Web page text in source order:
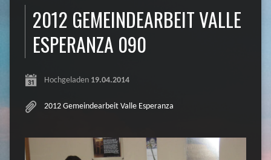
2012 GEMEINDEARBEIT VALLE
ESPERANZA 090
Hochgeladen 19.04.2014
2012 Gemeindearbeit Valle Esperanza